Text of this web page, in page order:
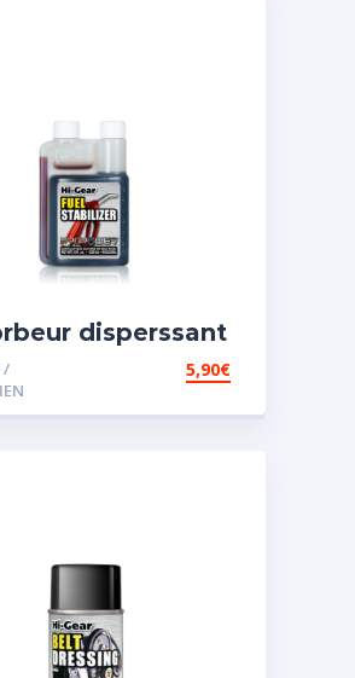
disperssant
pour carburant
/
5,90€